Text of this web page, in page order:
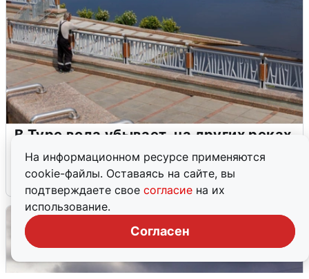
На информационном ресурсе применяются
cookie-файлы. Оставаясь на сайте, вы
подтверждаете свое согласие на их
использование.
Согласен
В Туре вода убывает, на других реках
области прибывает
4 августа 0